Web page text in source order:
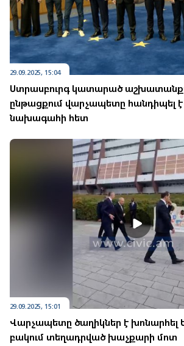
29.09.2025, 15:04
Ստրասբուրգ կատարած
ընթացքում վարչապետը հանդիպել
նախագահի հետ
29.09.2025, 15:01
Վարչապետը ծաղիկներ է խոնարհել
բակում տեղադրված խաչքարի մոտ